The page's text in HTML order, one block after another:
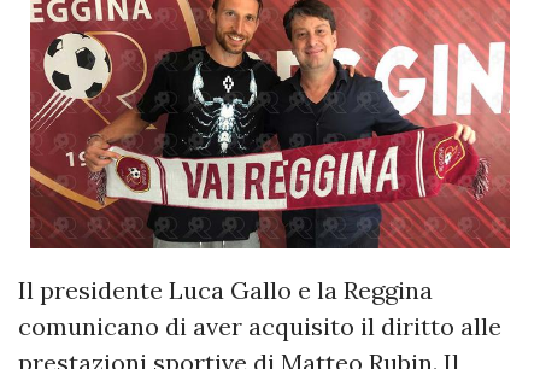
Il presidente Luca Gallo e la Reggina
comunicano di aver acquisito il diritto alle
prestazioni sportive di Matteo Rubin. Il